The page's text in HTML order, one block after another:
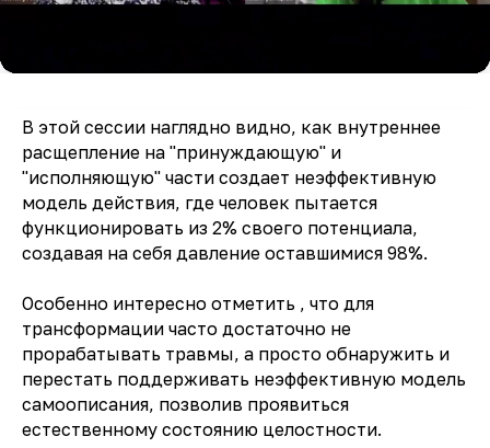
В этой сессии наглядно видно, как внутреннее
расщепление на "принуждающую" и
"исполняющую" части создает неэффективную
модель действия, где человек пытается
функционировать из 2% своего потенциала,
создавая на себя давление оставшимися 98%.
Особенно интересно отметить , что для
трансформации часто достаточно не
прорабатывать травмы, а просто обнаружить и
перестать поддерживать неэффективную модель
самоописания, позволив проявиться
естественному состоянию целостности.